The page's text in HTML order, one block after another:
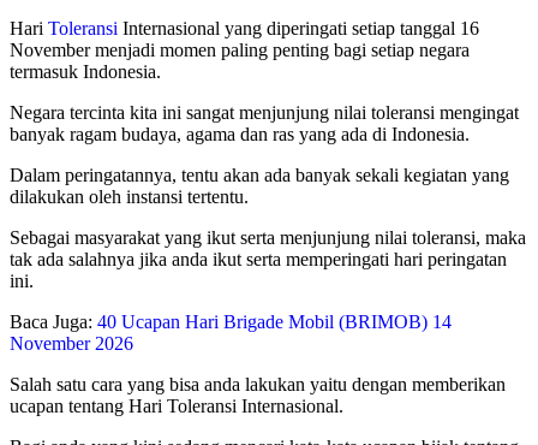
Hari Toleransi Internasional yang diperingati setiap tanggal 16
November menjadi momen paling penting bagi setiap negara
termasuk Indonesia.
Negara tercinta kita ini sangat menjunjung nilai toleransi mengingat
banyak ragam budaya, agama dan ras yang ada di Indonesia.
Dalam peringatannya, tentu akan ada banyak sekali kegiatan yang
dilakukan oleh instansi tertentu.
Sebagai masyarakat yang ikut serta menjunjung nilai toleransi, maka
tak ada salahnya jika anda ikut serta memperingati hari peringatan
ini.
Baca Juga: 40 Ucapan Hari Brigade Mobil (BRIMOB) 14
November 2026
Salah satu cara yang bisa anda lakukan yaitu dengan memberikan
ucapan tentang Hari Toleransi Internasional.